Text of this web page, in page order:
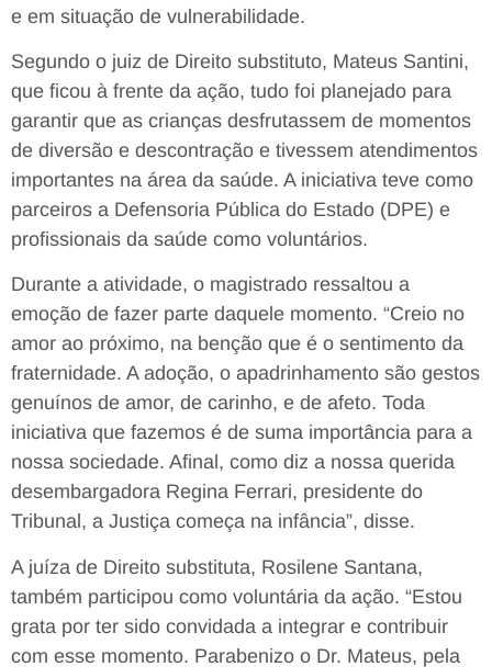
e em situação de vulnerabilidade.
Segundo o juiz de Direito substituto, Mateus Santini,
que ficou à frente da ação, tudo foi planejado para
garantir que as crianças desfrutassem de momentos
de diversão e descontração e tivessem atendimentos
importantes na área da saúde. A iniciativa teve como
parceiros a Defensoria Pública do Estado (DPE) e
profissionais da saúde como voluntários.
Durante a atividade, o magistrado ressaltou a
emoção de fazer parte daquele momento. “Creio no
amor ao próximo, na benção que é o sentimento da
fraternidade. A adoção, o apadrinhamento são gestos
genuínos de amor, de carinho, e de afeto. Toda
iniciativa que fazemos é de suma importância para a
nossa sociedade. Afinal, como diz a nossa querida
desembargadora Regina Ferrari, presidente do
Tribunal, a Justiça começa na infância”, disse.
A juíza de Direito substituta, Rosilene Santana,
também participou como voluntária da ação. “Estou
grata por ter sido convidada a integrar e contribuir
com esse momento. Parabenizo o Dr. Mateus, pela